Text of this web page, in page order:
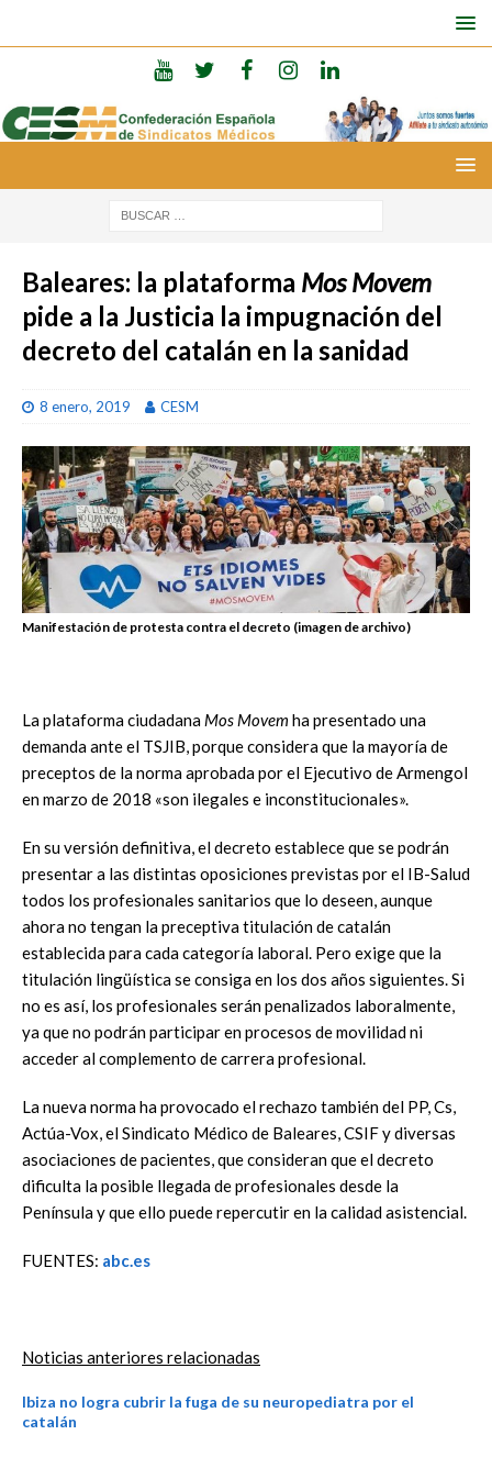
Baleares: la plataforma Mos Movem
pide a la Justicia la impugnación del
decreto del catalán en la sanidad
8 enero, 2019 CESM
Manifestación de protesta contra el decreto (imagen de archivo)
La plataforma ciudadana Mos Movem ha presentado una
demanda ante el TSJIB, porque considera que la mayoría de
preceptos de la norma aprobada por el Ejecutivo de Armengol
en marzo de 2018 «son ilegales e inconstitucionales».
En su versión definitiva, el decreto establece que se podrán
presentar a las distintas oposiciones previstas por el IB-Salud
todos los profesionales sanitarios que lo deseen, aunque
ahora no tengan la preceptiva titulación de catalán
establecida para cada categoría laboral. Pero exige que la
titulación lingüística se consiga en los dos años siguientes. Si
no es así, los profesionales serán penalizados laboralmente,
ya que no podrán participar en procesos de movilidad ni
acceder al complemento de carrera profesional.
La nueva norma ha provocado el rechazo también del PP, Cs,
Actúa-Vox, el Sindicato Médico de Baleares, CSIF y diversas
asociaciones de pacientes, que consideran que el decreto
dificulta la posible llegada de profesionales desde la
Península y que ello puede repercutir en la calidad asistencial.
FUENTES: abc.es
Noticias anteriores relacionadas
Ibiza no logra cubrir la fuga de su neuropediatra por el
catalán